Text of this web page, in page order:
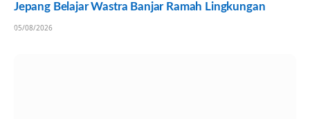
Jepang Belajar Wastra Banjar Ramah Lingkungan
05/08/2026